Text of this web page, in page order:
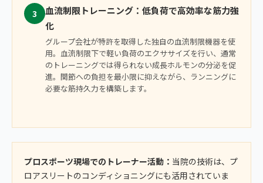
3
血流制限トレーニング：低負荷で高効率な筋力強
化
グループ会社が特許を取得した独自の血流制限機器を使
用。血流制限下で軽い負荷のエクササイズを行い、通常
のトレーニングでは得られない成長ホルモンの分泌を促
進。関節への負担を最小限に抑えながら、ランニングに
必要な筋持久力を構築します。
プロスポーツ現場でのトレーナー活動： 当院の技術は、プ
ロアスリートのコンディショニングにも活用されていま